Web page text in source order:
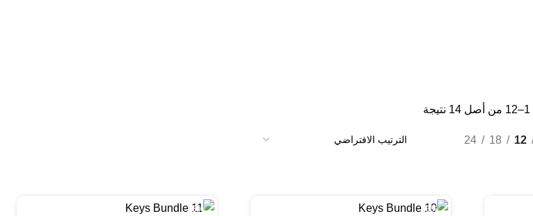
12
18
24
-3%
-5%